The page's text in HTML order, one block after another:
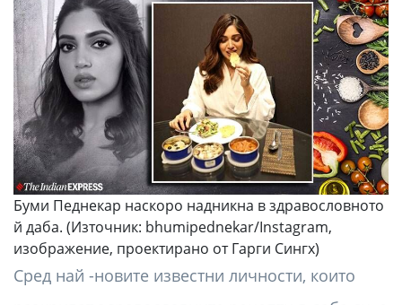
Буми Педнекар наскоро надникна в здравословното
й даба. (Източник: bhumipednekar/Instagram,
изображение, проектирано от Гарги Сингх)
Сред най -новите известни личности, които